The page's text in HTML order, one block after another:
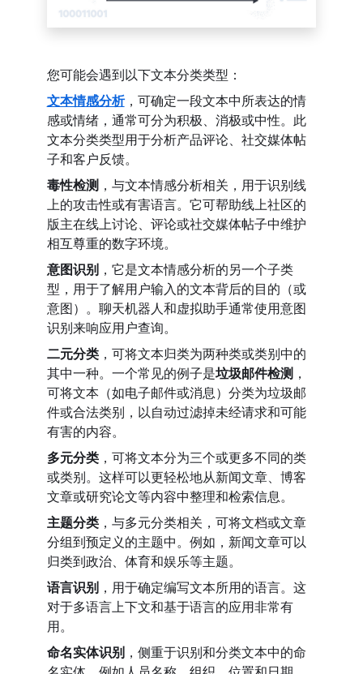
您可能会遇到以下文本分类类型：
文本情感分析，可确定一段文本中所表达的情
感或情绪，通常可分为积极、消极或中性。此
文本分类类型用于分析产品评论、社交媒体帖
子和客户反馈。
毒性检测 ，与文本情感分析相关，用于识别线
上的攻击性或有害语言。它可帮助线上社区的
版主在线上讨论、评论或社交媒体帖子中维护
相互尊重的数字环境。
意图识别 ，它是文本情感分析的另一个子类
型，用于了解用户输入的文本背后的目的（或
意图）。聊天机器人和虚拟助手通常使用意图
识别来响应用户查询。
二元分类，可将文本归类为两种类或类别中的
其中一种。一个常见的例子是垃圾邮件检测 ，
可将文本（如电子邮件或消息）分类为垃圾邮
件或合法类别，以自动过滤掉未经请求和可能
有害的内容。
多元分类，可将文本分为三个或更多不同的类
或类别。这样可以更轻松地从新闻文章、博客
文章或研究论文等内容中整理和检索信息。
主题分类，与多元分类相关，可将文档或文章
分组到预定义的主题中。例如，新闻文章可以
归类到政治、体育和娱乐等主题。
语言识别 ，用于确定编写文本所用的语言。这
对于多语言上下文和基于语言的应用非常有
用。
命名实体识别 ，侧重于识别和分类文本中的命